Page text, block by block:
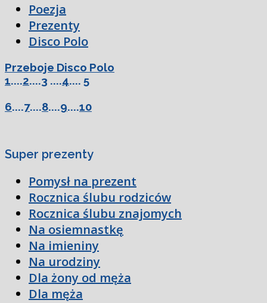
Poezja
Prezenty
Disco Polo
Przeboje Disco Polo
1....2....3 ....4.... 5
6....7....8....9....10
Super prezenty
Pomysł na prezent
Rocznica ślubu rodziców
Rocznica ślubu znajomych
Na osiemnastkę
Na imieniny
Na urodziny
Dla żony od męża
Dla męża